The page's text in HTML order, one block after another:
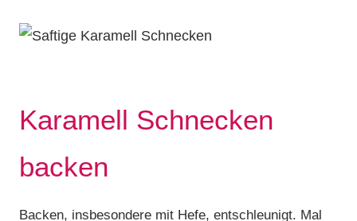
Karamell Schnecken
backen
Backen, insbesondere mit Hefe, entschleunigt. Mal